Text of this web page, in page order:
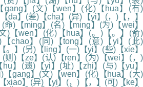
gang】(文)【wen】(化)【hua】(有)
da】(差)【cha】(异)【yi】(，)【，】
)【ming】(名)【ming】(为)【wei】
)【wen】(化)【hua】(。)【。】(俞)
【chao】(同)【tong】(意)【yi】(此)
。】(另)【ling】(一)【yi】(些)【xie】
则)【ze】(认)【ren】(为)【wei】(，)
hu】(遗)【yi】(址)【zhi】(与)【yu】
【gang】(文)【wen】(化)【hua】(大)
xiao】(异)【yi】(，)【，】(可)【ke】